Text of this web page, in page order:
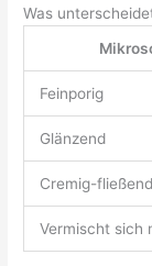
Was
Feinporig
Glänzend
Cremig-fließend
Vermischt sich